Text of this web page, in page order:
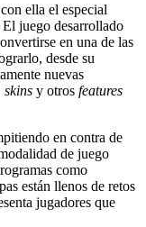
ella el especial
El juego desarrollado
en una de las
desde su
nuevas
skins y otros features
en contra de
de juego
como
están llenos de retos
jugadores que